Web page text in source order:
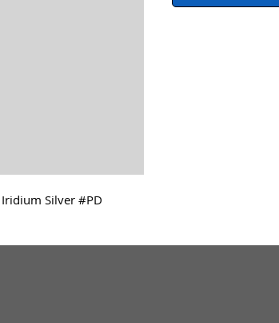
Iridium Silver #PD